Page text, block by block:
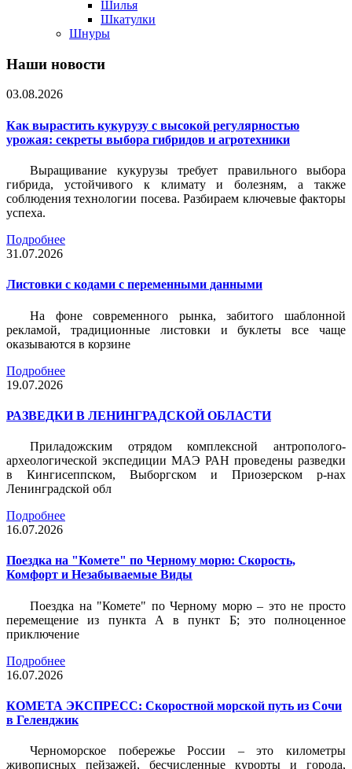
Шилья
Шкатулки
Шнуры
Наши новости
03.08.2026
Как вырастить кукурузу с высокой регулярностью
урожая: секреты выбора гибридов и агротехники
Выращивание кукурузы требует правильного выбора
гибрида, устойчивого к климату и болезням, а также
соблюдения технологии посева. Разбираем ключевые факторы
успеха.
Подробнее
31.07.2026
Листовки c кодами с переменными данными
На фоне современного рынка, забитого шаблонной
рекламой, традиционные листовки и буклеты все чаще
оказываются в корзине
Подробнее
19.07.2026
РАЗВЕДКИ В ЛЕНИНГРАДСКОЙ ОБЛАСТИ
Приладожским отрядом комплексной антрополого-
археологической экспедиции МАЭ РАН проведены разведки
в Кингисеппском, Выборгском и Приозерском р-нах
Ленинградской обл
Подробнее
16.07.2026
Поездка на "Комете" по Черному морю: Скорость,
Комфорт и Незабываемые Виды
Поездка на "Комете" по Черному морю – это не просто
перемещение из пункта А в пункт Б; это полноценное
приключение
Подробнее
16.07.2026
КОМЕТА ЭКСПРЕСС: Скоростной морской путь из Сочи
в Геленджик
Черноморское побережье России – это километры
живописных пейзажей, бесчисленные курорты и города,